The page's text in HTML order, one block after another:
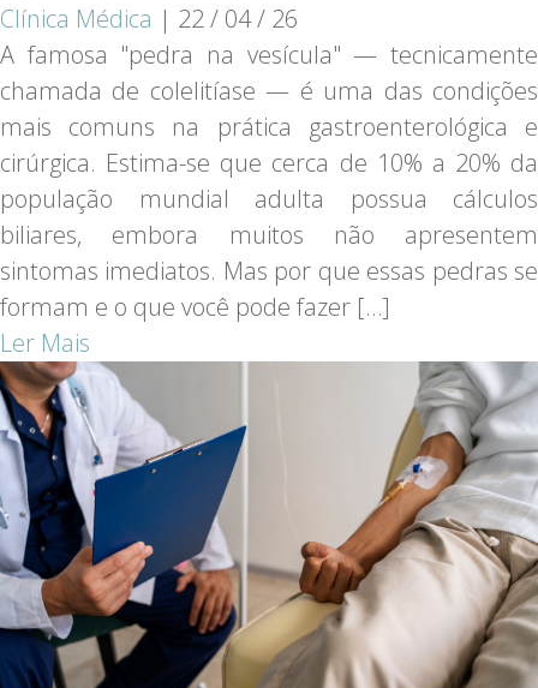
Clínica Médica | 22 / 04 / 26
A famosa "pedra na vesícula" — tecnicamente
chamada de colelitíase — é uma das condições
mais comuns na prática gastroenterológica e
cirúrgica. Estima-se que cerca de 10% a 20% da
população mundial adulta possua cálculos
biliares, embora muitos não apresentem
sintomas imediatos. Mas por que essas pedras se
formam e o que você pode fazer […]
Ler Mais